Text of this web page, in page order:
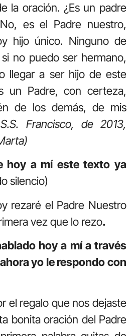
la oración. ¿Es un padre
es el Padre nuestro,
hijo único. Ninguno de
no puedo ser hermano,
llegar a ser hijo de este
un Padre, con certeza,
de los demás, de mis
Francisco, de 2013,
hoy a mí este texto ya
silencio)
rezaré el Padre Nuestro
vez que lo rezo.
hoy a mí a través
yo le respondo con
el regalo que nos dejaste
bonita oración del Padre